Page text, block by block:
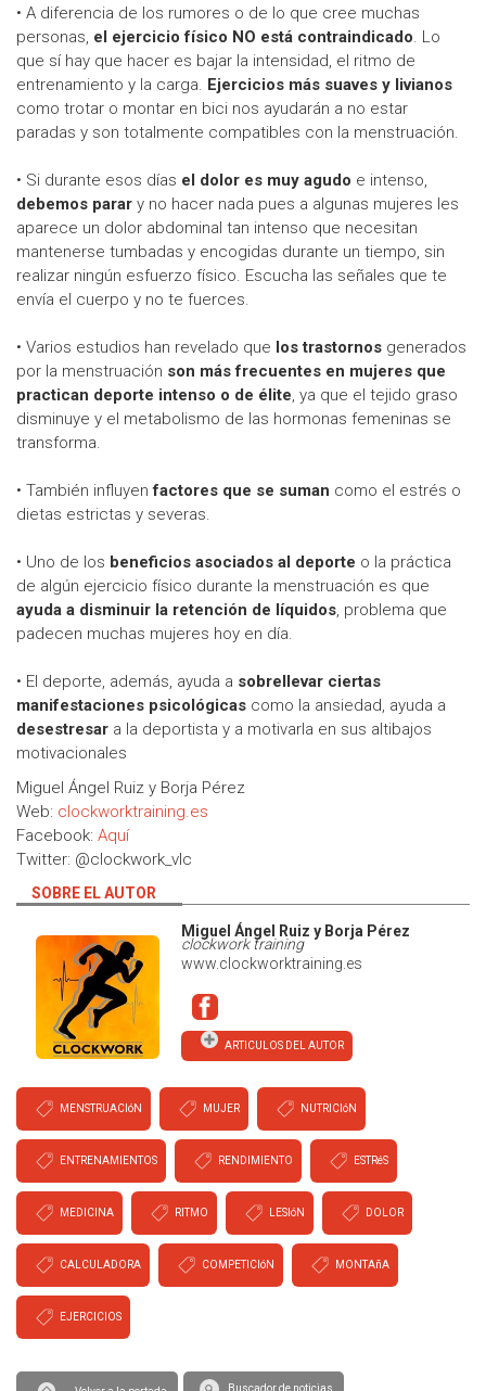
• A diferencia de los rumores o de lo que cree muchas
personas, el ejercicio físico NO está contraindicado. Lo
que sí hay que hacer es bajar la intensidad, el ritmo de
entrenamiento y la carga. Ejercicios más suaves y livianos
como trotar o montar en bici nos ayudarán a no estar
paradas y son totalmente compatibles con la menstruación.
• Si durante esos días el dolor es muy agudo e intenso,
debemos parar y no hacer nada pues a algunas mujeres les
aparece un dolor abdominal tan intenso que necesitan
mantenerse tumbadas y encogidas durante un tiempo, sin
realizar ningún esfuerzo físico. Escucha las señales que te
envía el cuerpo y no te fuerces.
• Varios estudios han revelado que los trastornos generados
por la menstruación son más frecuentes en mujeres que
practican deporte intenso o de élite, ya que el tejido graso
disminuye y el metabolismo de las hormonas femeninas se
transforma.
• También influyenfactores que se suman como el estrés o
dietas estrictas y severas.
• Uno de los beneficios asociados al deporte o la práctica
de algún ejercicio físico durante la menstruación es que
ayuda a disminuir la retención de líquidos, problema que
padecen muchas mujeres hoy en día.
• El deporte, además, ayuda a sobrellevar ciertas
manifestaciones psicológicas como la ansiedad, ayuda a
desestresar a la deportista y a motivarla en sus altibajos
motivacionales
Miguel Ángel Ruiz y Borja Pérez
Web: clockworktraining.es
Facebook: Aquí
Twitter: @clockwork_vlc
SOBRE EL AUTOR
Miguel Ángel Ruiz y Borja Pérez
clockwork training
www.clockworktraining.es
ARTICULOS DEL AUTOR
MENSTRUACIóN MUJER NUTRICIóN
ENTRENAMIENTOS RENDIMIENTO ESTRéS
MEDICINA RITMO LESIóN DOLOR
CALCULADORA COMPETICIóN MONTAñA
EJERCICIOS
Buscador de noticias